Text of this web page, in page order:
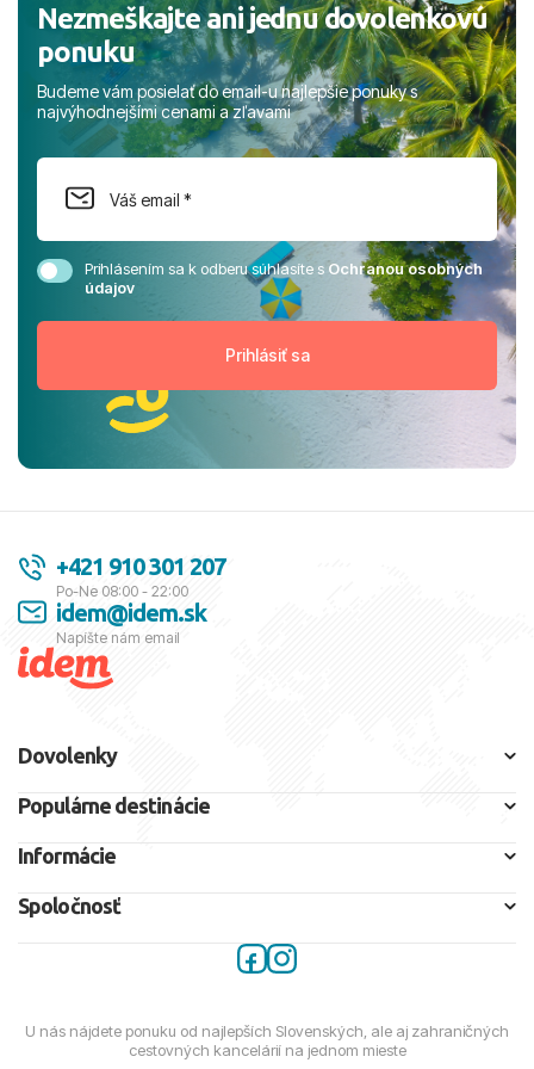
Nezmeškajte ani jednu dovolenkovú
ponuku
Budeme vám posielať do email-u najlepšie ponuky s
najvýhodnejšími cenami a zľavami
Prihlásením sa k odberu súhlasíte sOchranou osobných
údajov
+421 910 301 207
Po-Ne 08:00 - 22:00
idem@idem.sk
Napíšte nám email
Dovolenky
Populárne destinácie
Informácie
Spoločnosť
U nás nájdete ponuku od najlepších Slovenských, ale aj zahraničných
cestovných kancelárií na jednom mieste